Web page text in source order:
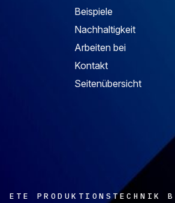
Beispiele
Nachhaltigkeit
Arbeiten bei
Kontakt
Seitenübersicht
ETE PRODUKTIONSTECHNIK